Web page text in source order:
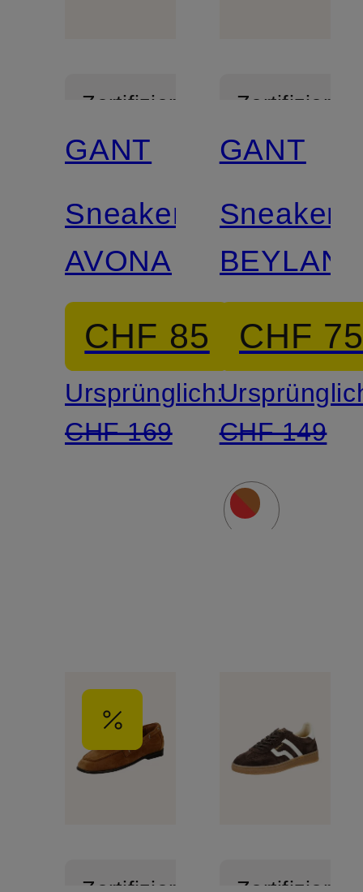
Zertifiziert
GANT
Sneaker
AVONA
CHF 85
Ursprünglich:
CHF 169
Zertifiziert
GANT
Sneaker
CHF
CHF 149